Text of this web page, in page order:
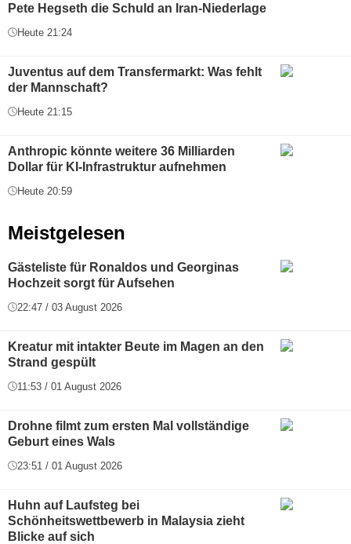
Pete Hegseth die Schuld an Iran-Niederlage
Heute 21:24
Juventus auf dem Transfermarkt: Was fehlt
der Mannschaft?
Heute 21:15
Anthropic könnte weitere 36 Milliarden
Dollar für KI-Infrastruktur aufnehmen
Heute 20:59
Meistgelesen
Gästeliste für Ronaldos und Georginas
Hochzeit sorgt für Aufsehen
22:47 / 03 August 2026
Kreatur mit intakter Beute im Magen an den
Strand gespült
11:53 / 01 August 2026
Drohne filmt zum ersten Mal vollständige
Geburt eines Wals
23:51 / 01 August 2026
Huhn auf Laufsteg bei
Schönheitswettbewerb in Malaysia zieht
Blicke auf sich